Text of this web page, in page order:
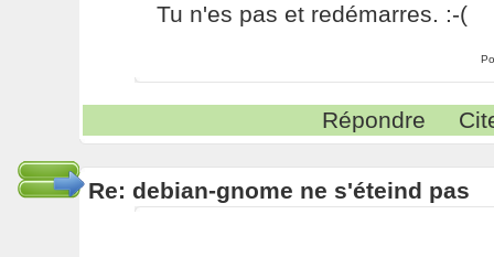
Tu n'es pas et redémarres. :-(
Répondre
Re: debian-gnome ne s'éteind pas